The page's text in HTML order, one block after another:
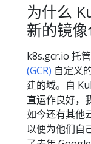
为什么
新的镜像
k8s.gcr.io 托
(GCR) 自定义
建的域。自
直运作良好，
如今还有其他
以便为他们自